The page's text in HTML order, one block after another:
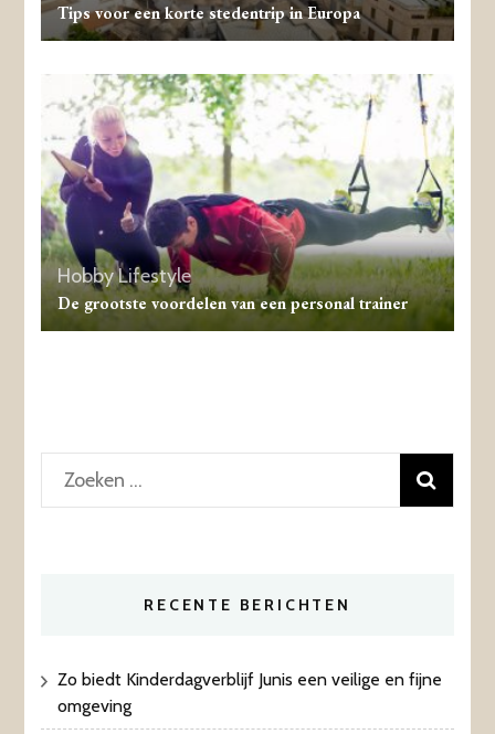
Tips voor een korte stedentrip in Europa
HobbyLifestyle
De grootste voordelen van een personal trainer
Zoeken
naar:
RECENTE BERICHTEN
Zo biedt Kinderdagverblijf Junis een veilige en fijne
omgeving